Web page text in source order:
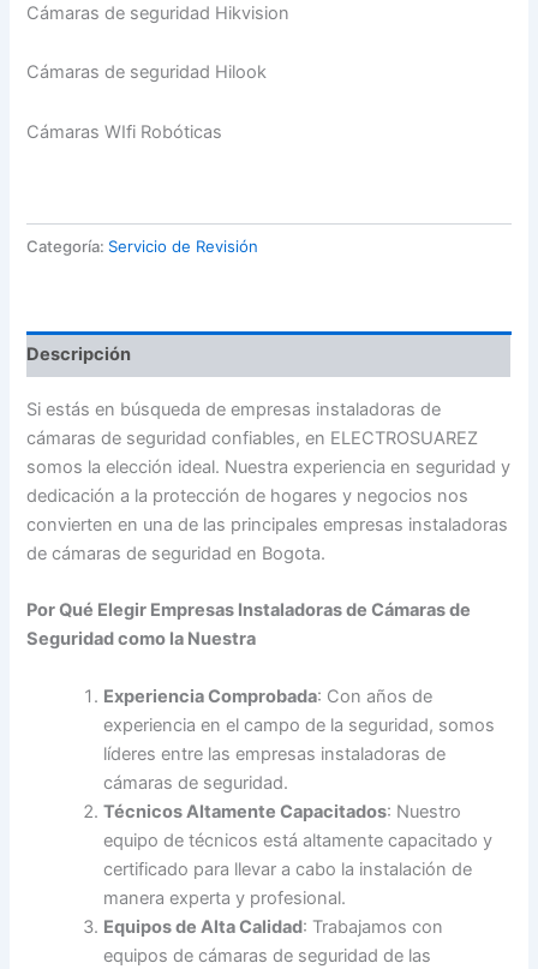
Cámaras de seguridad Hikvision
Cámaras de seguridad Hilook
Cámaras WIfi Robóticas
Categoría: Servicio de Revisión
Descripción
Si estás en búsqueda de empresas instaladoras de
cámaras de seguridad confiables, en ELECTROSUAREZ
somos la elección ideal. Nuestra experiencia en seguridad y
dedicación a la protección de hogares y negocios nos
convierten en una de las principales empresas instaladoras
de cámaras de seguridad en Bogota.
Por Qué Elegir Empresas Instaladoras de Cámaras de
Seguridad como la Nuestra
Experiencia Comprobada: Con años de
experiencia en el campo de la seguridad, somos
líderes entre las empresas instaladoras de
cámaras de seguridad.
Técnicos Altamente Capacitados: Nuestro
equipo de técnicos está altamente capacitado y
certificado para llevar a cabo la instalación de
manera experta y profesional.
Equipos de Alta Calidad: Trabajamos con
equipos de cámaras de seguridad de las